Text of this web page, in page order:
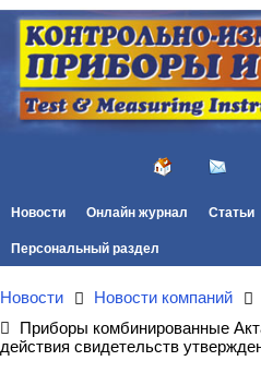
Новости Онлайн журнал Статьи
Персональный раздел
Новости Новости компаний
Приборы комбинированные
действия свидетельств